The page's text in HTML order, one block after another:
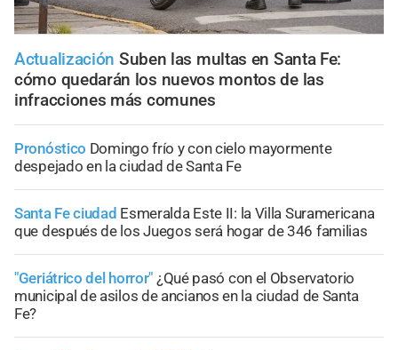
Actualización Suben las multas en Santa Fe:
cómo quedarán los nuevos montos de las
infracciones más comunes
Pronóstico Domingo frío y con cielo mayormente
despejado en la ciudad de Santa Fe
Santa Fe ciudad Esmeralda Este II: la Villa Suramericana
que después de los Juegos será hogar de 346 familias
"Geriátrico del horror" ¿Qué pasó con el Observatorio
municipal de asilos de ancianos en la ciudad de Santa
Fe?